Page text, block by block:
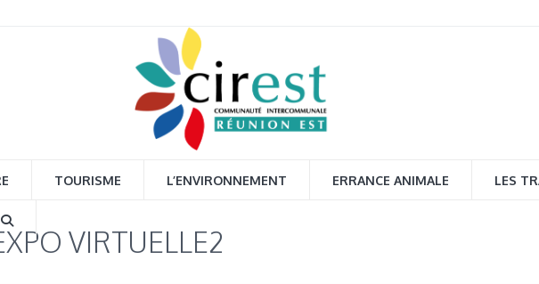
TOURISME L’ENVIRONNEMENT ERRANCE ANIMALE LES
VIRTUELLE2